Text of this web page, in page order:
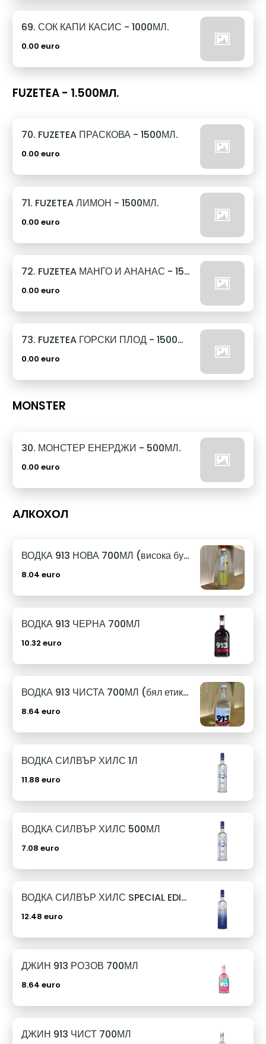
69. СОК КАПИ КАСИС - 1000МЛ.
0.00 euro
FUZETEA - 1.500МЛ.
70. FUZETEA ПРАСКОВА - 1500МЛ.
0.00 euro
71. FUZETEA ЛИМОН - 1500МЛ.
0.00 euro
72. FUZETEA МАНГО И АНАНАС - 1500МЛ.
0.00 euro
73. FUZETEA ГОРСКИ ПЛОД - 1500МЛ.
0.00 euro
MONSTER
30. МОНСТЕР ЕНЕРДЖИ - 500МЛ.
0.00 euro
АЛКОХОЛ
ВОДКА 913 НОВА 700МЛ (висока бутилка)
8.04 euro
ВОДКА 913 ЧЕРНА 700МЛ
10.32 euro
ВОДКА 913 ЧИСТА 700МЛ (бял етикет)
8.64 euro
ВОДКА СИЛВЪР ХИЛС 1Л
11.88 euro
ВОДКА СИЛВЪР ХИЛС 500МЛ
7.08 euro
ВОДКА СИЛВЪР ХИЛС SPECIAL EDITION 1Л
12.48 euro
ДЖИН 913 РОЗОВ 700МЛ
8.64 euro
ДЖИН 913 ЧИСТ 700МЛ